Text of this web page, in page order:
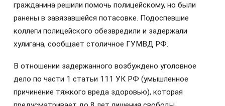
гражданина решили помочь полицейскому, но были
ранены в завязавшейся потасовке. Подоспевшие
коллеги полицейского обезвредили и задержали
хулигана, сообщает столичное ГУМВД РФ.
В отношении задержанного возбуждено уголовное
дело по части 1 статьи 111 УК РФ (умышленное
причинение тяжкого вреда здоровью), которая